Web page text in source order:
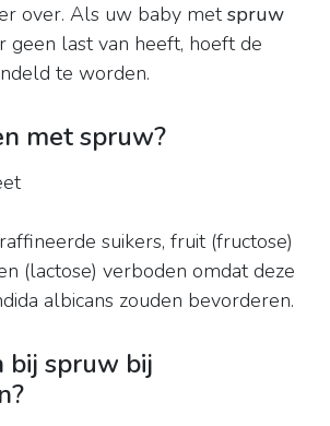
over. Als uw baby metspruw
geen last van heeft, hoeft de
te worden.
met spruw?
suikers, fruit (fructose)
(lactose) verboden omdat deze
albicans zouden bevorderen.
bij spruw bij